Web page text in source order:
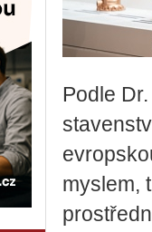
Podle
mys­lem,